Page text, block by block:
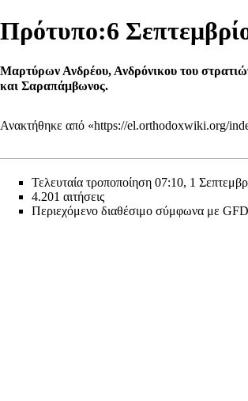
Πρότυπο:6
Μαρτύρων Ανδρέου, Ανδρόνικου του
και Σαραπάμβωνος.
Ανακτήθηκε από «https://el.orthodoxwiki.org/
Τελευταία τροποποίηση 07:10, 1
4.201 αιτήσεις
Περιεχόμενο διαθέσιμο σύμφωνα με